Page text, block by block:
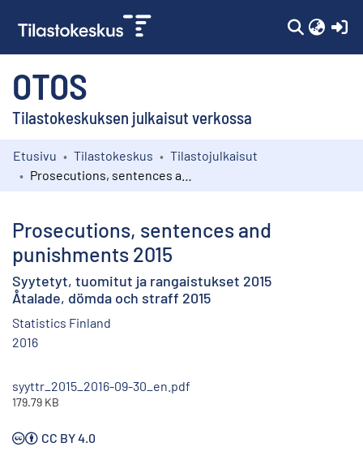
OTOS
Tilastokeskuksen julkaisut verkossa
Kokoelmat
Etusivu Tilastokeskus
Tilastojulkaisut
Prosecutions, sentences and
punishments 2015
Syytetyt, tuomitut ja rangaistukset 2015
Åtalade, dömda och straff 2015
Statistics Finland
2016
syyttr_2015_2016-09-30_en.pdf
179.79 KB
CC BY 4.0